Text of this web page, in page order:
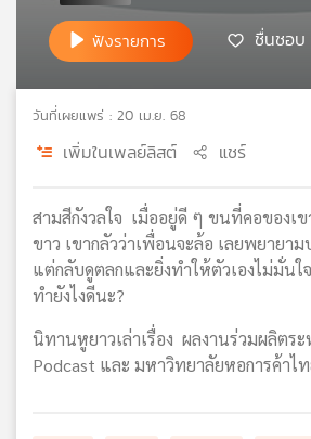
พี
เอส
แผนที่
วิทยุ
เครือ
ข่าย
ฟังรายการ ชื่นชอบ
วันที่เผยแพร่ : 20 เม.ย. 68
เพิ่มในเพลย์ลิสต์ แชร์
สามสีกังวลใจ เมื่ออยู่ดี ๆ ขนที่คอของเ
ขาว เขากลัวว่าเพื่อนจะล้อ เลยพยายา
แต่กลับดูตลกและยิ่งทำให้ตัวเองไม่มั่น
ทำยังไงดีนะ?
นิทานหูยาวเล่าเรื่อง ผลงานร่วมผลิตระ
Podcast และ มหาวิทยาลัยหอการค้าไท